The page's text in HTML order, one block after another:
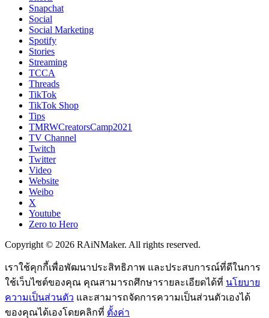
Snapchat
Social
Social Marketing
Spotify
Stories
Streaming
TCCA
Threads
TikTok
TikTok Shop
Tips
TMRWCreatorsCamp2021
TV Channel
Twitch
Twitter
Video
Website
Weibo
X
Youtube
Zero to Hero
Copyright © 2026 RAiNMaker. All rights reserved.
เราใช้คุกกี้เพื่อพัฒนาประสิทธิภาพ และประสบการณ์ที่ดีในการ
ใช้เว็บไซต์ของคุณ คุณสามารถศึกษารายละเอียดได้ที่ นโยบาย
ความเป็นส่วนตัว และสามารถจัดการความเป็นส่วนตัวเองได้
ของคุณได้เองโดยคลิกที่ ตั้งค่า